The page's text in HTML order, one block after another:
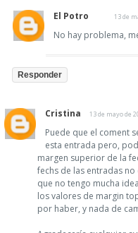
El Potro 13 de
No hay problema,
Responder
Cristina 13 de mayo de
Puede que el coment
esta entrada pero,
margen superior de la
fechs de las entradas
que no tengo mucha
los valores de margin
por haber, y nada de